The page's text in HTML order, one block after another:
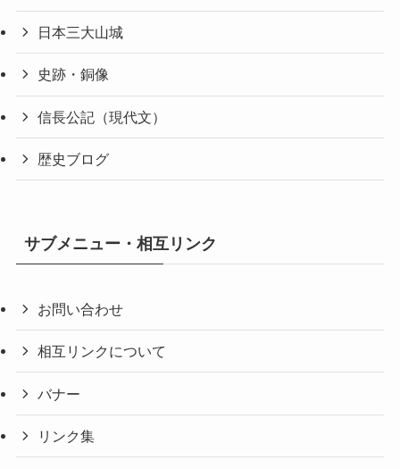
日本三大山城
史跡・銅像
信長公記（現代文）
歴史ブログ
サブメニュー・相互リンク
お問い合わせ
相互リンクについて
バナー
リンク集